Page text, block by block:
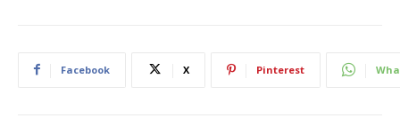
Facebook X Pinterest